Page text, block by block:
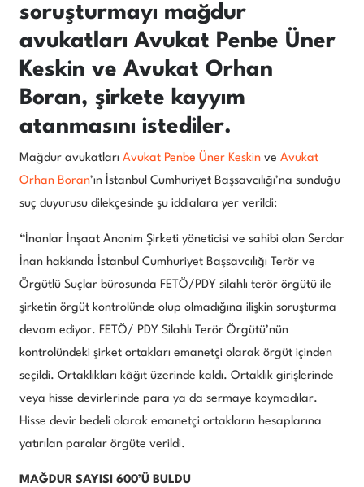
soruşturmayı mağdur
avukatları Avukat Penbe Üner
Keskin ve Avukat Orhan
Boran, şirkete kayyım
atanmasını istediler.
Mağdur avukatları Avukat Penbe Üner Keskin ve Avukat
Orhan Boran’ın İstanbul Cumhuriyet Başsavcılığı’na sunduğu
suç duyurusu dilekçesinde şu iddialara yer verildi:
“İnanlar İnşaat Anonim Şirketi yöneticisi ve sahibi olan Serdar
İnan hakkında İstanbul Cumhuriyet Başsavcılığı Terör ve
Örgütlü Suçlar bürosunda FETÖ/PDY silahlı terör örgütü ile
şirketin örgüt kontrolünde olup olmadığına ilişkin soruşturma
devam ediyor. FETÖ/ PDY Silahlı Terör Örgütü’nün
kontrolündeki şirket ortakları emanetçi olarak örgüt içinden
seçildi. Ortaklıkları kâğıt üzerinde kaldı. Ortaklık girişlerinde
veya hisse devirlerinde para ya da sermaye koymadılar.
Hisse devir bedeli olarak emanetçi ortakların hesaplarına
yatırılan paralar örgüte verildi.
MAĞDUR SAYISI 600’Ü BULDU